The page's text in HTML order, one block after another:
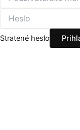
Stratené heslo